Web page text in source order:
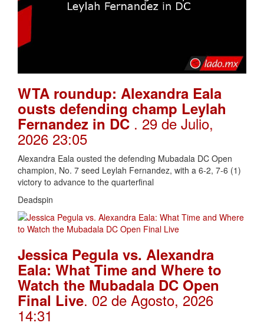
WTA roundup: Alexandra Eala
ousts defending champ Leylah
Fernandez in DC . 29 de Julio,
2026 23:05
Alexandra Eala ousted the defending Mubadala DC Open
champion, No. 7 seed Leylah Fernandez, with a 6-2, 7-6 (1)
victory to advance to the quarterfinal
Deadspin
Jessica Pegula vs. Alexandra
Eala: What Time and Where to
Watch the Mubadala DC Open
Final Live. 02 de Agosto, 2026
14:31